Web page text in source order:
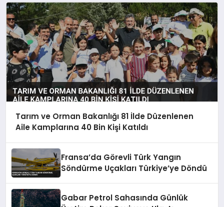
Tarım ve Orman Bakanlığı 81 İlde Düzenlenen
Aile Kamplarına 40 Bin Kişi Katıldı
Fransa’da Görevli Türk Yangın
Söndürme Uçakları Türkiye’ye Döndü
Gabar Petrol Sahasında Günlük